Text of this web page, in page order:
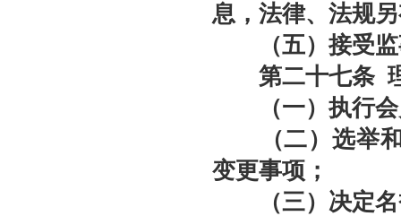
息，法律、法规
（五）接受监
第二十七条
（一）执行会
（二）选举和
变更事项；
（三）决定名